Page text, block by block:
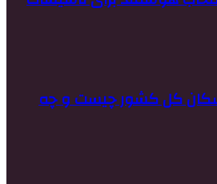
کل کشور چیست و چه